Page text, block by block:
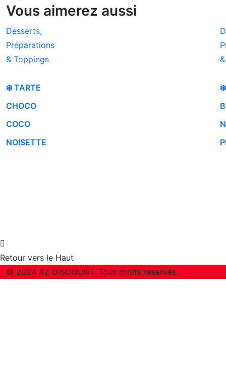
Vous aimerez aussi
Desserts,
Préparations
& Toppings
❄️ TARTE
CHOCO
COCO
NOISETTE
❄️
Retour vers le Haut
© 2024 AZ DISCOUNT. Tous droits réservés.